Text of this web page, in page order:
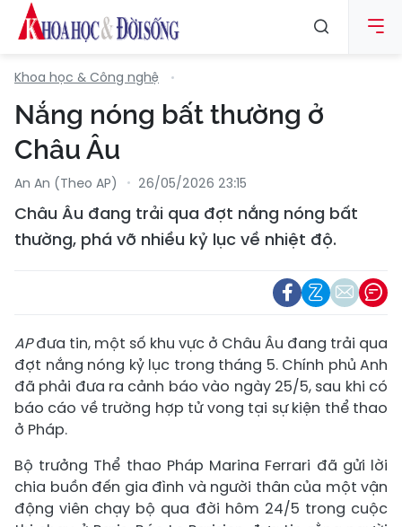
Khoa học & Công nghệ
Nắng nóng bất thường ở
Châu Âu
An An (Theo AP) 26/05/2026 23:15
Châu Âu đang trải qua đợt nắng nóng bất
thường, phá vỡ nhiều kỷ lục về nhiệt độ.
APđưa tin, một số khu vực ở Châu Âu đang trải qua
đợt nắng nóng kỷ lục trong tháng 5. Chính phủ Anh
đã phải đưa ra cảnh báo vào ngày 25/5, sau khi có
báo cáo về trường hợp tử vong tại sự kiện thể thao
ở Pháp.
Bộ trưởng Thể thao Pháp Marina Ferrari đã gửi lời
chia buồn đến gia đình và người thân của một vận
động viên chạy bộ qua đời hôm 24/5 trong cuộc